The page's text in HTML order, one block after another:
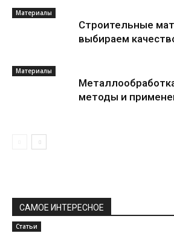
Материалы
Строительные
выбираем
Материалы
методы и
САМОЕ ИНТЕРЕСНОЕ
Статьи